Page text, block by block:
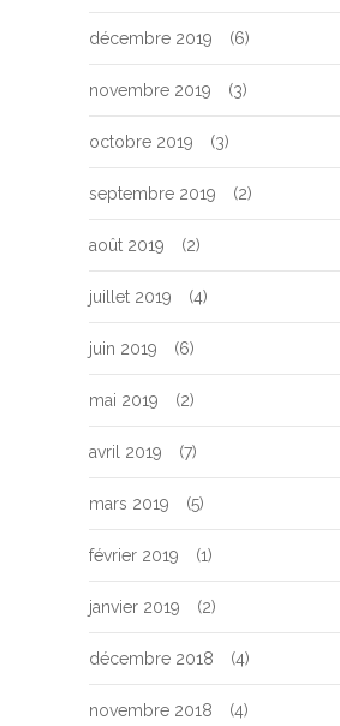
décembre 2019 (6)
novembre 2019 (3)
octobre 2019 (3)
septembre 2019 (2)
août 2019 (2)
juillet 2019 (4)
juin 2019 (6)
mai 2019 (2)
avril 2019 (7)
mars 2019 (5)
février 2019 (1)
janvier 2019 (2)
décembre 2018 (4)
novembre 2018 (4)